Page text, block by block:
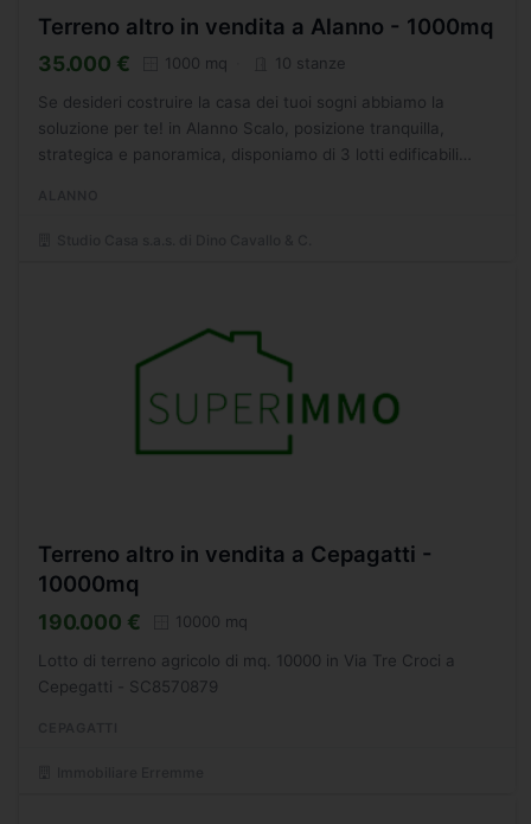
Terreno altro in vendita a Alanno - 1000mq
35.000 € 1000 mq 10 stanze
Se desideri costruire la casa dei tuoi sogni abbiamo la
soluzione per te! in Alanno Scalo, posizione tranquilla,
strategica e panoramica, disponiamo di 3 lotti edificabili
Terreno altro in vendita a Cepagatti -
10000mq
190.000 € 10000 mq
Lotto di terreno agricolo di mq. 10000 in Via Tre Croci a
Cepegatti - SC8570879